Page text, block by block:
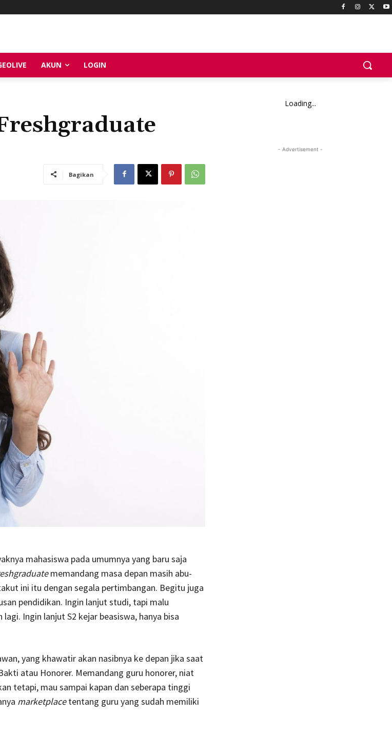
AKUN LOGIN
Bagikan
mahasiswa pada umumnya yang baru saja
memandang masa depan masih abu-
ini itu dengan segala pertimbangan. Begitu juga
pendidikan. Ingin lanjut studi, tapi malu
Ingin lanjut S2 kejar beasiswa, hanya bisa
yang khawatir akan nasibnya ke depan jika saat
atau Honorer. Memandang guru honorer, niat
tetapi, mau sampai kapan dan seberapa tinggi
marketplacetentang guru yang sudah memiliki
Loading...
- Advertisement -